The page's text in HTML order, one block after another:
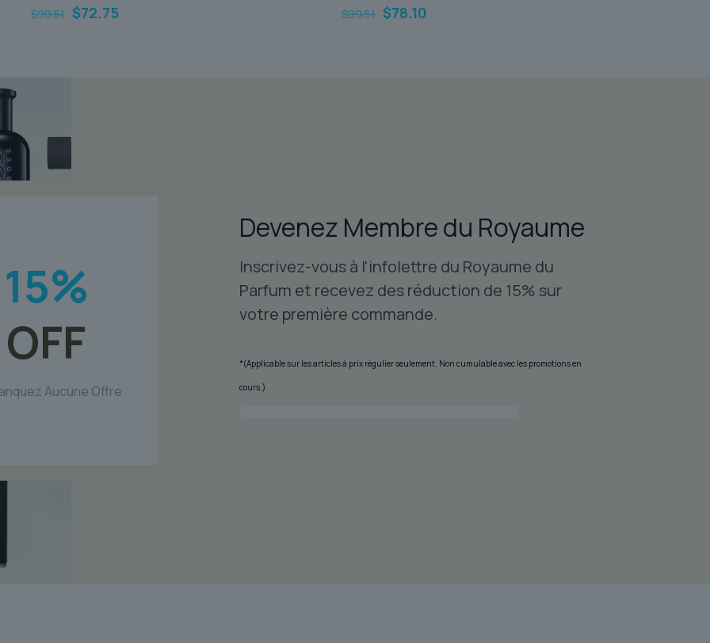
$99.51 Le
$72.75Le
$99.51 Le
$78.10Le
15%
OFF
Aucune Offre
Devenez Membre du Royaume
Inscrivez-vous à l'infolettre du Royaume du
Parfum et recevez des réduction de 15% sur
votre première commande.
*(Applicable sur les articles à prix régulier seulement. Non cumulable avec les promotions en
cours.)